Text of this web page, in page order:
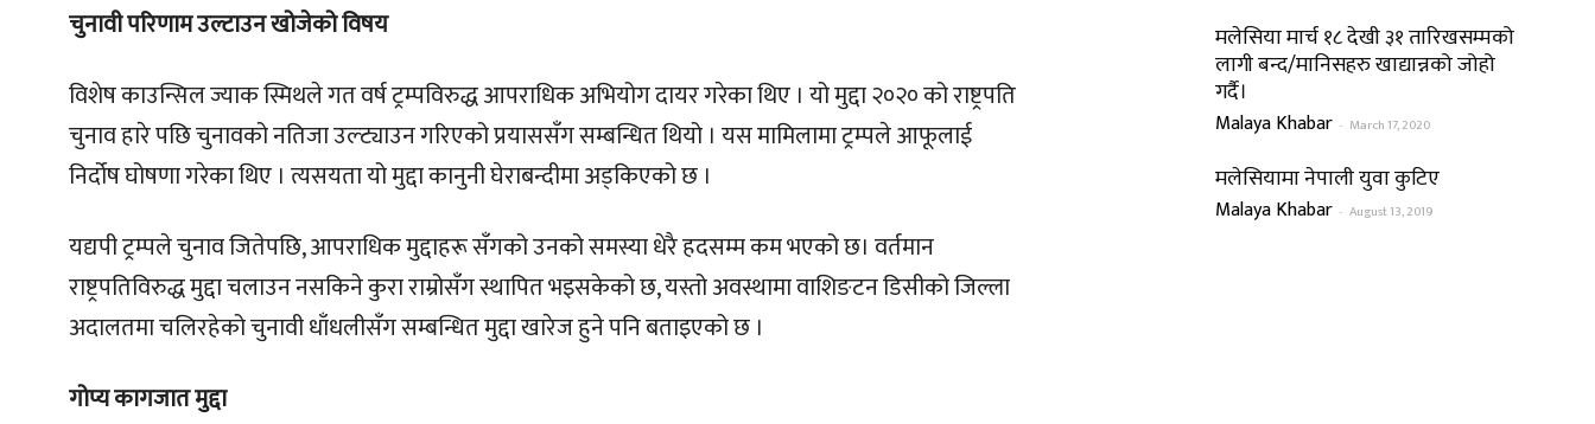
चुनावी परिणाम उल्टाउन खोजेको विषय
विशेष काउन्सिल ज्याक स्मिथले गत वर्ष ट्रम्पविरुद्ध आपराधिक अभियोग दायर गरेका थिए । यो मुद्दा २०२० को राष्ट्रपति
चुनाव हारे पछि चुनावको नतिजा उल्ट्याउन गरिएको प्रयाससँग सम्बन्धित थियो । यस मामिलामा ट्रम्पले आफूलाई
निर्दोष घोषणा गरेका थिए । त्यसयता यो मुद्दा कानुनी घेराबन्दीमा अड्किएको छ ।
यद्यपी ट्रम्पले चुनाव जितेपछि, आपराधिक मुद्दाहरू सँगको उनको समस्या धेरै हदसम्म कम भएको छ। वर्तमान
राष्ट्रपतिविरुद्ध मुद्दा चलाउन नसकिने कुरा राम्रोसँग स्थापित भइसकेको छ, यस्तो अवस्थामा वाशिङटन डिसीको जिल्ला
अदालतमा चलिरहेको चुनावी धाँधलीसँग सम्बन्धित मुद्दा खारेज हुने पनि बताइएको छ ।
गोप्य कागजात मुद्दा
मलेसिया मार्च १८ देखी ३१ तारिखसम्मको
लागी बन्द/मानिसहरु खाद्यान्नको जोहो
गर्दै।
Malaya Khabar - March 17, 2020
मलेसियामा नेपाली युवा कुटिए
Malaya Khabar - August 13, 2019